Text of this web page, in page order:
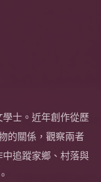
士。近年創作從歷
的關係，觀察兩者
追蹤家鄉、村落與